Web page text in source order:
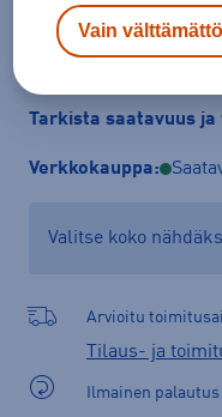
Tarkista saatavuus
Verkkokauppa:
Valitse koko
Arvioitu
Tilaus- ja
Ilmainen palautus
Vain